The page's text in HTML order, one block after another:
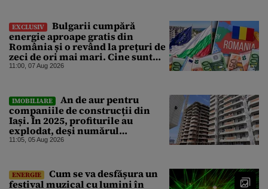
EXCLUSIV
Bulgarii cumpără
energie aproape gratis din
România și o revând la prețuri de
zeci de ori mai mari. Cine sunt
noii „băieți deștepți” din energie
11:00, 07 Aug 2026
IMOBILIARE
An de aur pentru
companiile de construcții din
Iași. În 2025, profiturile au
explodat, deși numărul
angajaților a scăzut
11:05, 05 Aug 2026
ENERGIE
Cum se va desfășura un
festival muzical cu lumini în